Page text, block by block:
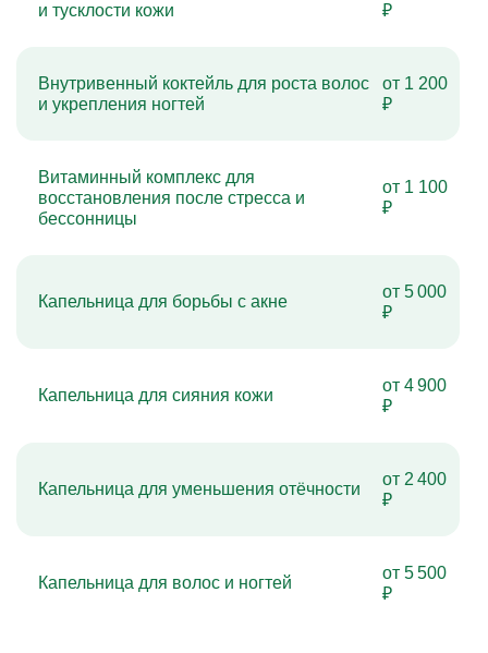
и тусклости кожи
₽
Внутривенный коктейль для роста волос
и укрепления ногтей
от 1 200
₽
Витаминный комплекс для
восстановления после стресса и
бессонницы
от 1 100
₽
Капельница для борьбы с акне
от 5 000
₽
Капельница для сияния кожи
от 4 900
₽
Капельница для уменьшения отёчности
от 2 400
₽
Капельница для волос и ногтей
от 5 500
₽